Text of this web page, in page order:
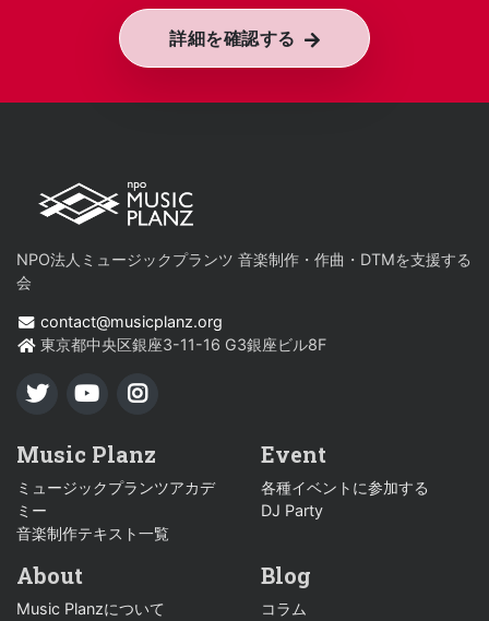
詳細を確認する
NPO法人ミュージックプランツ 音楽制作・作曲・DTMを支援する
会
contact@musicplanz.org
東京都中央区銀座3-11-16 G3銀座ビル8F
TWITTERYOUTUBE
INSTAGRAM
Music Planz
ミュージックプランツアカデ
ミー
音楽制作テキスト一覧
Event
各種イベントに参加する
DJ Party
About
Music Planzについて
Blog
コラム